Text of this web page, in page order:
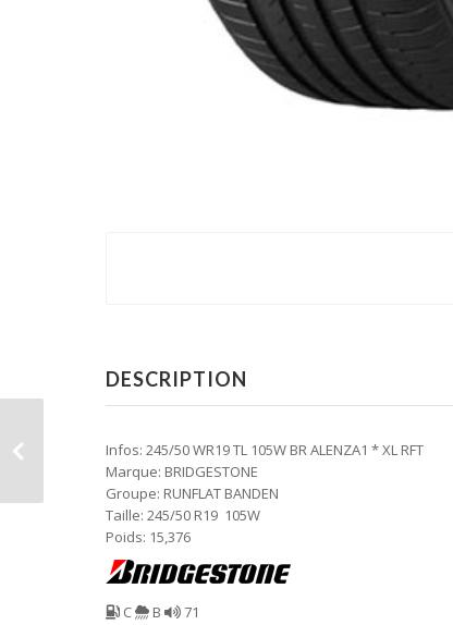
DESCRIPTION
Infos: 245/50 WR19 TL 105W BR ALENZA1 * XL RFT
Marque: BRIDGESTONE
Groupe: RUNFLAT BANDEN
Taille: 245/50 R19 105W
Poids: 15,376
C B 71